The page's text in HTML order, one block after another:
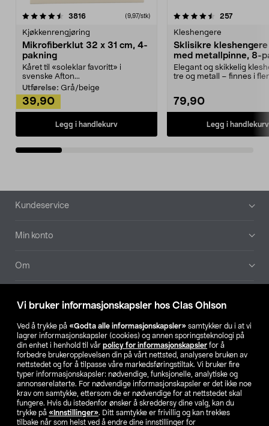
Vi bruker informasjonskapsler hos Clas Ohlson
Ved å trykke på «Godta alle informasjonskapsler» samtykker du i at vi
lagrer informasjonskapsler (cookies) og annen sporingsteknologi på
din enhet i henhold til vår policy for informasjonskapsler for å
forbedre brukeropplevelsen din på vårt nettsted, analysere bruken av
nettstedet og for å tilpasse våre markedsføringstiltak. Vi bruker fire
typer informasjonskapsler: nødvendige, funksjonelle, analytiske og
annonserelaterte. For nødvendige informasjonskapsler er det ikke noe
krav om samtykke, ettersom de er nødvendige for at nettstedet skal
fungere. Hvis du istedenfor ønsker å skreddersy dine valg, kan du
trykke på «Innstillinger». Ditt samtykke er frivillig og kan trekkes
tilbake når som helst ved å endre dine innstillinger for
3816anmeldelser(9,97/stk)
Kjøkkenrengjøring
Mikrofiberklut 32 x 31 cm, 4-
pakning
Kåret til «soleklar favoritt» i
svenske Afton...
Utførelse: Grå/beige
39,90
Legg i handlekurv
4.5av 5 stjerner 257
Kleshengere
Sklisikre
med metallpinne, 8-
Elegant og skikkelig
tre og metall – finnes i
79,90
Legg i handlekurv
4.5av 5 stjerner
Bunntekst
Kundeservice
Min konto
Om
Våre selskaper
Finn din butikk
SE NO FI